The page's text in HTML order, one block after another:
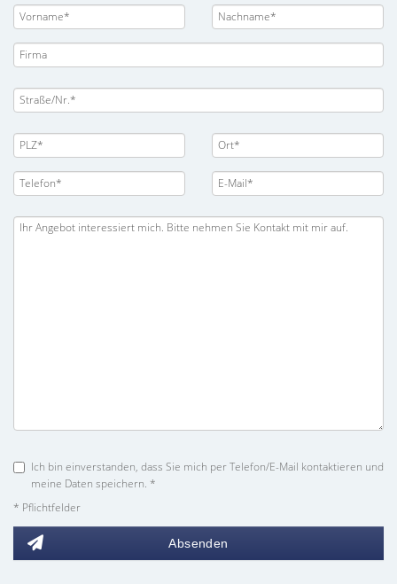
Ich bin einverstanden, dass Sie mich per Telefon/E-Mail kontaktieren und
meine Daten speichern. *
* Pflichtfelder
Absenden